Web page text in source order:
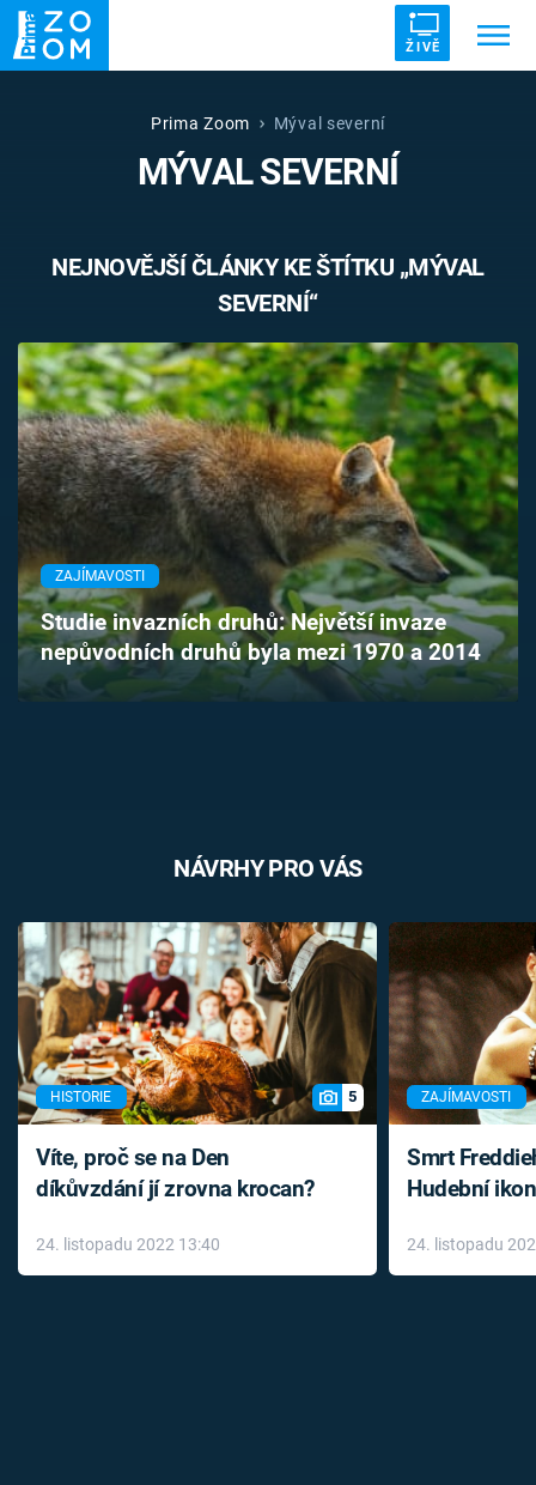
ŽIVĚ
ZRÁDCI UFO DRUHÁ SVĚTOVÁ VÁLKA
VETŘELCI DÁVNOVĚKU
Témata
Pořady
TV Program
Časopis
Sledujte prima+
Přihlášení
Prima Zoom Mýval severní
MÝVAL SEVERNÍ
NEJNOVĚJŠÍ ČLÁNKY KE ŠTÍTKU „MÝVAL
SEVERNÍ“
ZAJÍMAVOSTI
Studie invazních druhů: Největší invaze
nepůvodních druhů byla mezi 1970 a 2014
NÁVRHY PRO VÁS
HISTORIE 5
Víte, proč se na Den
díkůvzdání jí zrovna krocan?
24. listopadu 2022 13:40
ZAJÍMAVOSTI
Smrt
Hudební
léky
24. listopadu